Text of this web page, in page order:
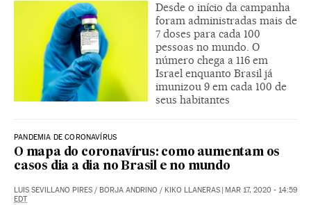
Desde o início da campanha
foram administradas mais de
7 doses para cada 100
pessoas no mundo. O
número chega a 116 em
Israel enquanto Brasil já
imunizou 9 em cada 100 de
seus habitantes
PANDEMIA DE CORONAVÍRUS
O mapa do coronavírus: como aumentam os
casos dia a dia no Brasil e no mundo
LUIS SEVILLANO PIRES / BORJA ANDRINO / KIKO LLANERAS
MAR 17, 2020 - 14:59
EDT